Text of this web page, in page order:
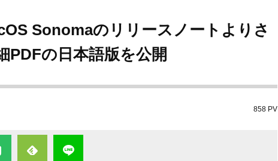
Sonomaのリリースノートよりさ
PDFの日本語版を公開
858 PV